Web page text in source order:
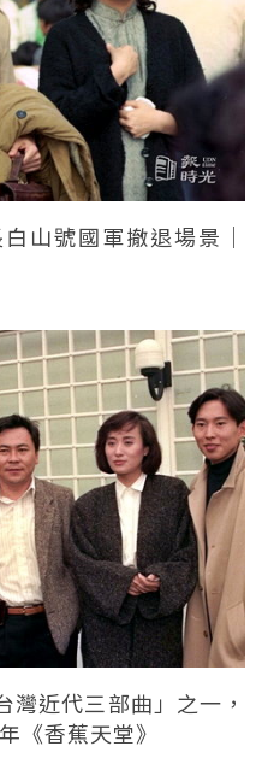
山號國軍撤退場景｜
灣近代三部曲」之一，
《香蕉天堂》